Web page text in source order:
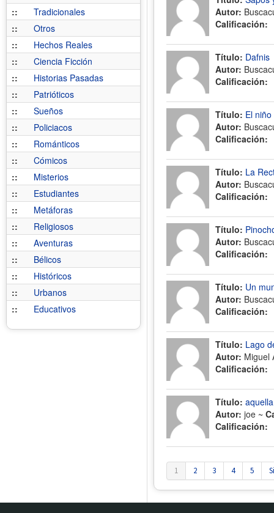
::
Tradicionales
::
Otros
::
Hechos Reales
::
Ciencia Ficción
::
Historias Pasadas
::
Patrióticos
::
Sueños
::
Policiacos
::
Románticos
::
Cómicos
::
Misterios
::
Estudiantes
::
Metáforas
::
Religiosos
::
Aventuras
::
Bélicos
::
Históricos
::
Urbanos
::
Educativos
Autor:
Calificación:
Título: Dafnis
Autor:
Calificación:
Título: El
Autor:
Calificación:
Título: La
Autor:
Calificación:
Título:
Autor:
Calificación:
Título: Un
Autor:
Calificación:
Título: Lago
Autor: Miguel
Calificación:
Título:
Autor: joe ~
Calificación:
1 2 3 4 5